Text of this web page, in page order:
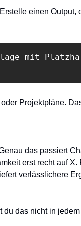
einen Output,
mit
Projektpläne.
das passiert
erst recht auf X.
verlässlichere
du das nicht in